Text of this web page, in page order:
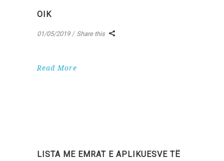
OIK
01/05/2019 Share this
Read More
LISTA ME EMRAT E APLIKUESVE TË